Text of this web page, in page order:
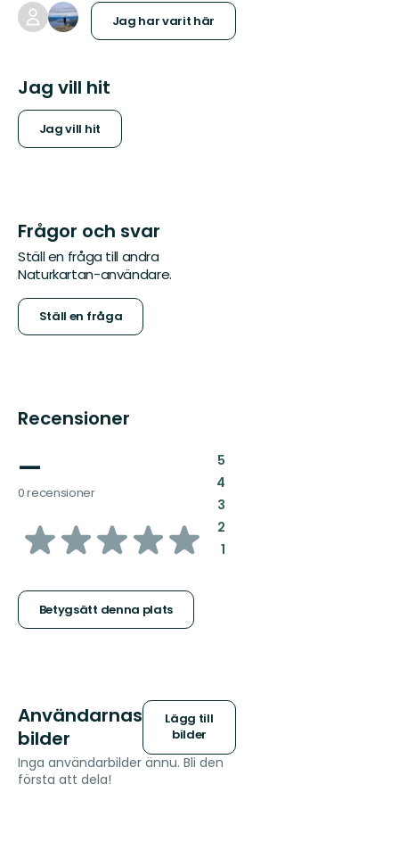
Jag har varit här
Jag vill hit
Jag vill hit
Frågor och svar
Ställ en fråga till andra
Naturkartan-användare.
Ställ en fråga
Recensioner
—
0 recensioner
av
stjärnor
Betygsätt denna plats
5:
4:
3:
2:
1:
Användarnas
bilder
Lägg till
bilder
Inga användarbilder ännu. Bli den
första att dela!